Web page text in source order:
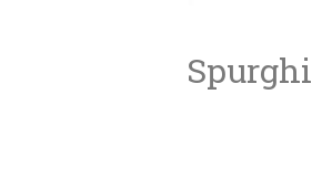
Spurghi